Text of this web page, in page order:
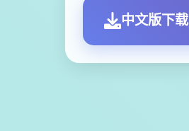
中文版下载